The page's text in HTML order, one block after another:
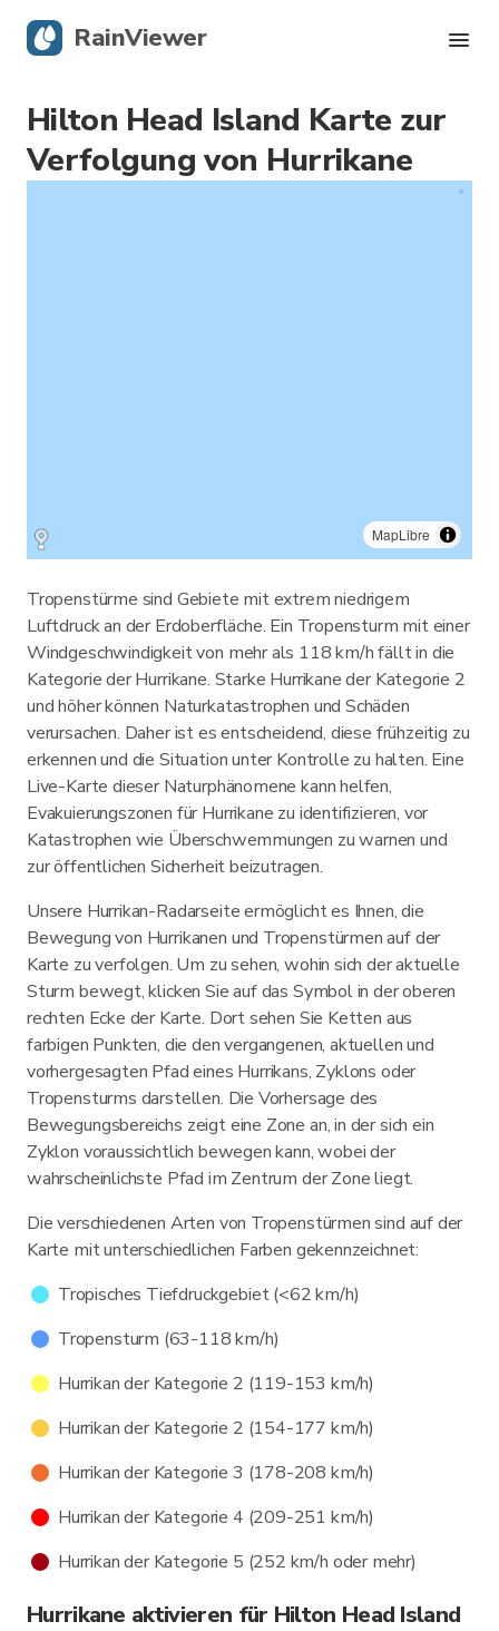
Hilton Head Island Karte zur
Verfolgung von Hurrikane
MapLibre
Tropenstürme sind Gebiete mit extrem niedrigem
Luftdruck an der Erdoberfläche. Ein Tropensturm mit einer
Windgeschwindigkeit von mehr als 118 km/h fällt in die
Kategorie der Hurrikane. Starke Hurrikane der Kategorie 2
und höher können Naturkatastrophen und Schäden
verursachen. Daher ist es entscheidend, diese frühzeitig zu
erkennen und die Situation unter Kontrolle zu halten. Eine
Live-Karte dieser Naturphänomene kann helfen,
Evakuierungszonen für Hurrikane zu identifizieren, vor
Katastrophen wie Überschwemmungen zu warnen und
zur öffentlichen Sicherheit beizutragen.
Unsere Hurrikan-Radarseite ermöglicht es Ihnen, die
Bewegung von Hurrikanen und Tropenstürmen auf der
Karte zu verfolgen. Um zu sehen, wohin sich der aktuelle
Sturm bewegt, klicken Sie auf das Symbol in der oberen
rechten Ecke der Karte. Dort sehen Sie Ketten aus
farbigen Punkten, die den vergangenen, aktuellen und
vorhergesagten Pfad eines Hurrikans, Zyklons oder
Tropensturms darstellen. Die Vorhersage des
Bewegungsbereichs zeigt eine Zone an, in der sich ein
Zyklon voraussichtlich bewegen kann, wobei der
wahrscheinlichste Pfad im Zentrum der Zone liegt.
Die verschiedenen Arten von Tropenstürmen sind auf der
Karte mit unterschiedlichen Farben gekennzeichnet:
Tropisches Tiefdruckgebiet (<62 km/h)
Tropensturm (63-118 km/h)
Hurrikan der Kategorie 2 (119-153 km/h)
Hurrikan der Kategorie 2 (154-177 km/h)
Hurrikan der Kategorie 3 (178-208 km/h)
Hurrikan der Kategorie 4 (209-251 km/h)
Hurrikan der Kategorie 5 (252 km/h oder mehr)
Hurrikane aktivieren für Hilton Head Island
RainViewer
Live-Radar
Hurrikan-Verfolgung